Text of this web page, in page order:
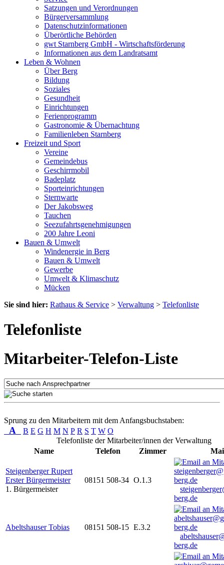
Satzungen und Verordnungen
Bürgerversammlung
Datenschutzinformationen
Überörtliche Behörden
gwt Starnberg GmbH - Wirtschaftsförderung
Informationen aus dem Landratsamt
Leben & Wohnen
Über Berg
Bildung
Soziales
Gesundheit
Einrichtungen
Ferienprogramm
Gastronomie & Übernachtung
Familienleben Starnberg
Freizeit und Sport
Vereine
Gemeindebus
Geschirrmobil
Badeplatz
Sporteinrichtungen
Sternwarte
Der Jakobsweg
Tauchen
Seezufahrtsgenehmigungen
200 Jahre Leoni
Bauen & Umwelt
Windenergie in Berg
Bauen & Umwelt
Gewerbe
Umwelt & Klimaschutz
Mücken
Sie sind hier: Rathaus & Service > Verwaltung > Telefonliste
Telefonliste
Mitarbeiter-Telefon-Liste
Sprung zu den Mitarbeitern mit dem Anfangsbuchstaben:
A B E G H M N P R S T W O
Telefonliste der Mitarbeiter/innen der Verwaltung
Name
Telefon Zimmer
Steigenberger Rupert
Erster Bürgermeister
1. Bürgermeister
08151 508-34 O.1.3
berg.de
Abeltshauser Tobias 08151 508-15 E.3.2
berg.de